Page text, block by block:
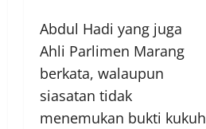
Abdul Hadi yang juga
Ahli Parlimen Marang
berkata, walaupun
siasatan tidak
menemukan bukti kukuh